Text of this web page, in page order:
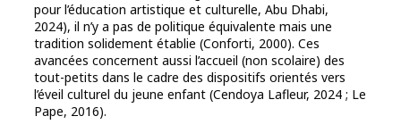
pour l’éducation artistique et culturelle, Abu Dhabi,
2024), il n’y a pas de politique équivalente mais une
tradition solidement établie (Conforti, 2000). Ces
avancées concernent aussi l’accueil (non scolaire) des
tout-petits dans le cadre des dispositifs orientés vers
l’éveil culturel du jeune enfant (Cendoya Lafleur, 2024 ; Le
Pape, 2016).